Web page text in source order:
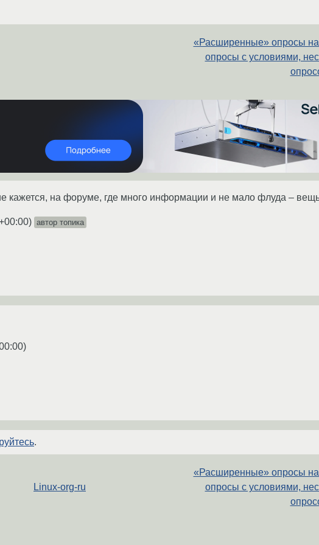
«Расширенные» опросы
опросы с условиями,
кажется, на форуме, где много информации и не мало флуда –
) автор топика
)
.
Linux-org-ru
«Расширенные» опросы
опросы с условиями,